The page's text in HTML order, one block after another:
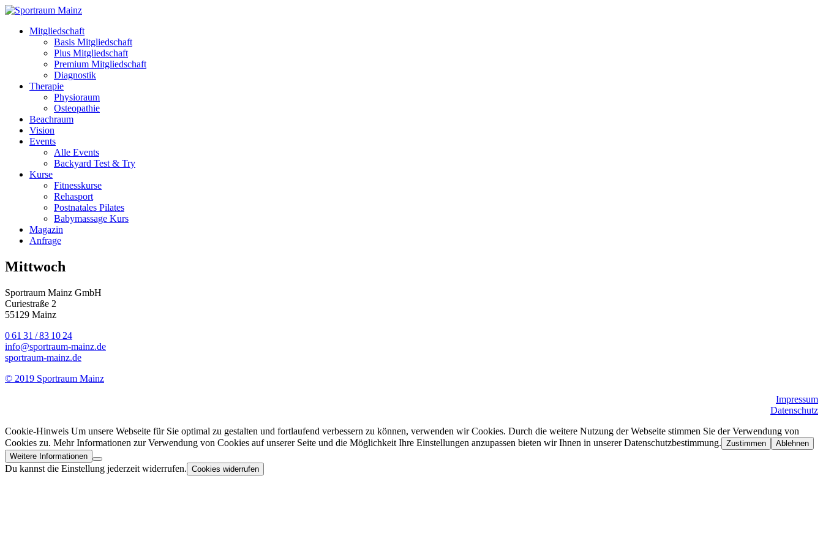
Mitgliedschaft
Basis Mitgliedschaft
Plus Mitgliedschaft
Premium Mitgliedschaft
Diagnostik
Therapie
Physioraum
Osteopathie
Beachraum
Vision
Events
Alle Events
Backyard Test & Try
Kurse
Fitnesskurse
Rehasport
Postnatales Pilates
Babymassage Kurs
Magazin
Anfrage
Mittwoch
Sportraum Mainz GmbH
Curiestraße 2
55129 Mainz
0 61 31 / 83 10 24
info@sportraum-mainz.de
sportraum-mainz.de
© 2019 Sportraum Mainz
Impressum
Datenschutz
Cookie-Hinweis Um unsere Webseite für Sie optimal zu gestalten und fortlaufend verbessern zu können, verwenden wir Cookies. Durch die weitere Nutzung der Webseite stimmen Sie der Verwendung von
Cookies zu. Mehr Informationen zur Verwendung von Cookies auf unserer Seite und die Möglichkeit Ihre Einstellungen anzupassen bieten wir Ihnen in unserer Datenschutzbestimmung. Zustimmen
Ablehnen
Weitere Informationen
Du kannst die Einstellung jederzeit widerrufen. Cookies widerrufen